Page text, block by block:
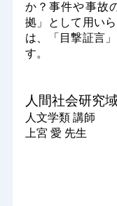
か？事件や事故
拠」として用い
は、「目撃証言
す。
人間社会研究
人文学類 講師
上宮 愛 先生